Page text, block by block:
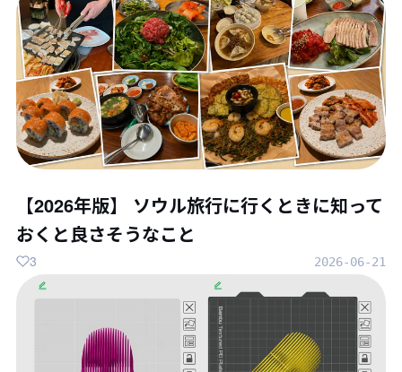
【2026年版】 ソウル旅行に行くときに知って
おくと良さそうなこと
2026-06-21
3